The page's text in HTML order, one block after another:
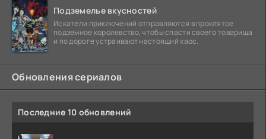
Подземелье вкусностей
Искатели приключений отправляются в проклятое
подземное королевство, чтобы спасти своего товарища
и по дороге устраивают настоящий хаос.
Обновления сериалов
Последние 10 обновлений